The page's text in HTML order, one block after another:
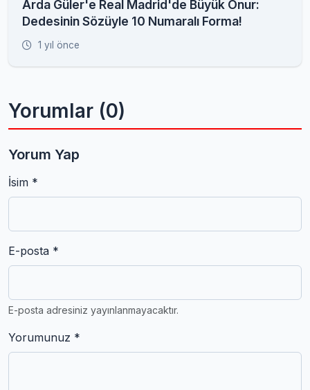
Arda Güler'e Real Madrid'de Büyük Onur:
Dedesinin Sözüyle 10 Numaralı Forma!
1 yıl önce
Yorumlar (0)
Yorum Yap
İsim *
E-posta *
E-posta adresiniz yayınlanmayacaktır.
Yorumunuz *